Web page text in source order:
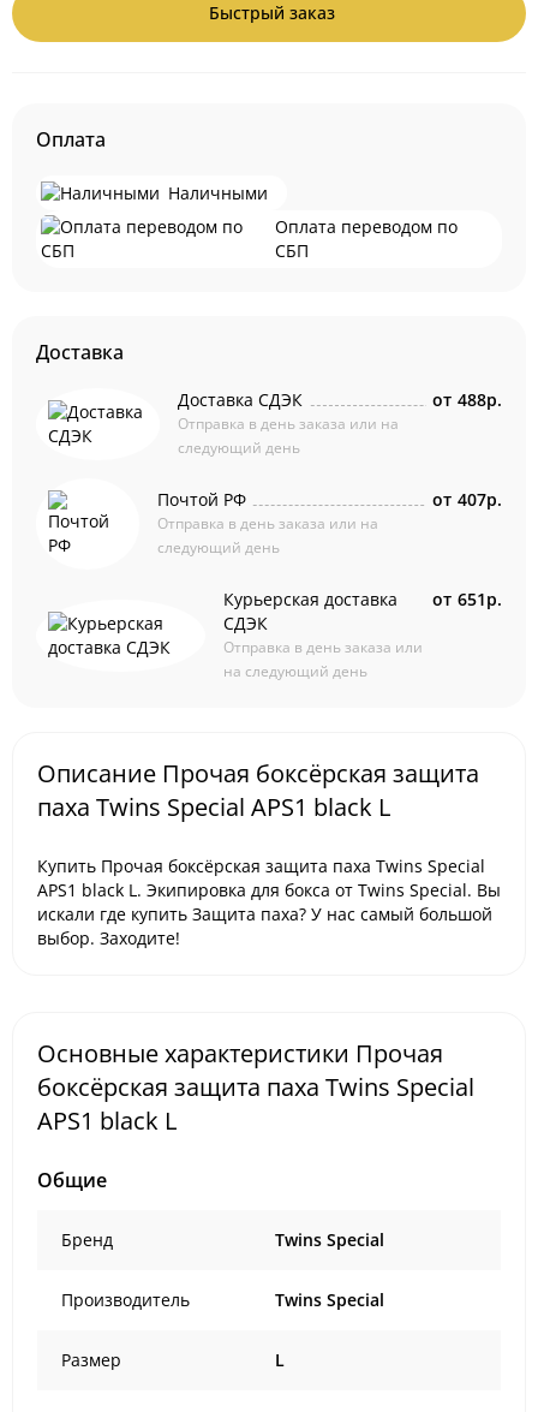
Быстрый заказ
Оплата
Наличными
Оплата переводом по
СБП
Доставка
Доставка СДЭК
Отправка в день заказа или на
следующий день
от 488р.
Почтой РФ
Отправка в день заказа или на
следующий день
от 407р.
Курьерская доставка
СДЭК
Отправка в день заказа или
на следующий день
от 651р.
Описание Прочая боксёрская защита
паха Twins Special APS1 black L
Купить Прочая боксёрская защита паха Twins Special
APS1 black L. Экипировка для бокса от Twins Special. Вы
искали где купить Защита паха? У нас самый большой
выбор. Заходите!
Основные характеристики Прочая
боксёрская защита паха Twins Special
APS1 black L
Общие
Бренд Twins Special
Производитель Twins Special
Размер L